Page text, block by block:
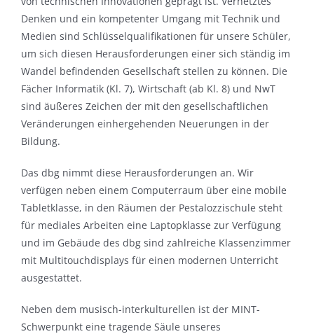
Denken und ein kompetenter Umgang mit Technik und
Medien sind Schlüsselqualifikationen für unsere Schüler,
um sich diesen Herausforderungen einer sich ständig im
Wandel befindenden Gesellschaft stellen zu können. Die
Fächer Informatik (Kl. 7), Wirtschaft (ab Kl. 8) und NwT
sind äußeres Zeichen der mit den gesellschaftlichen
Veränderungen einhergehenden Neuerungen in der
Bildung.
Das dbg nimmt diese Herausforderungen an. Wir
verfügen neben einem Computerraum über eine mobile
Tabletklasse, in den Räumen der Pestalozzischule steht
für mediales Arbeiten eine Laptopklasse zur Verfügung
und im Gebäude des dbg sind zahlreiche Klassenzimmer
mit Multitouchdisplays für einen modernen Unterricht
ausgestattet.
Neben dem musisch-interkulturellen ist der MINT-
Schwerpunkt eine tragende Säule unseres